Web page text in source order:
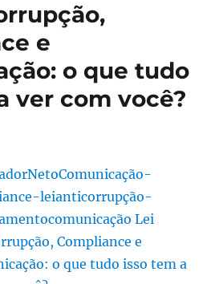
Uma
estratégia
para
o
futuro
e
o que tudo
ver com você?